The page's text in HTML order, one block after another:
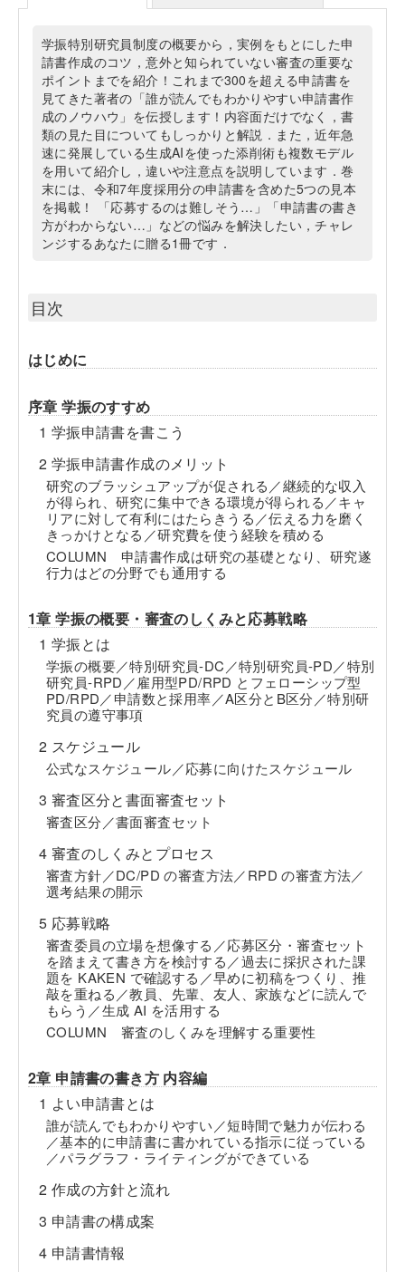
学振特別研究員制度の概要から，実例をもとにした申
請書作成のコツ，意外と知られていない審査の重要な
ポイントまでを紹介！これまで300を超える申請書を
見てきた著者の「誰が読んでもわかりやすい申請書作
成のノウハウ」を伝授します！内容面だけでなく，書
類の見た目についてもしっかりと解説．また，近年急
速に発展している生成AIを使った添削術も複数モデル
を用いて紹介し，違いや注意点を説明しています．巻
末には、令和7年度採用分の申請書を含めた5つの見本
を掲載！ 「応募するのは難しそう…」「申請書の書き
方がわからない…」などの悩みを解決したい，チャレ
ンジするあなたに贈る1冊です．
目次
はじめに
序章 学振のすすめ
1 学振申請書を書こう
2 学振申請書作成のメリット
研究のブラッシュアップが促される／継続的な収入
が得られ、研究に集中できる環境が得られる／キャ
リアに対して有利にはたらきうる／伝える力を磨く
きっかけとなる／研究費を使う経験を積める
COLUMN 申請書作成は研究の基礎となり、研究遂
行力はどの分野でも通用する
1章 学振の概要・審査のしくみと応募戦略
1 学振とは
学振の概要／特別研究員-DC／特別研究員-PD／特別
研究員-RPD／雇用型PD/RPD とフェローシップ型
PD/RPD／申請数と採用率／A区分とB区分／特別研
究員の遵守事項
2 スケジュール
公式なスケジュール／応募に向けたスケジュール
3 審査区分と書面審査セット
審査区分／書面審査セット
4 審査のしくみとプロセス
審査方針／DC/PD の審査方法／RPD の審査方法／
選考結果の開示
5 応募戦略
審査委員の立場を想像する／応募区分・審査セット
を踏まえて書き方を検討する／過去に採択された課
題を KAKEN で確認する／早めに初稿をつくり、推
敲を重ねる／教員、先輩、友人、家族などに読んで
もらう／生成 AI を活用する
COLUMN 審査のしくみを理解する重要性
2章 申請書の書き方 内容編
1 よい申請書とは
誰が読んでもわかりやすい／短時間で魅力が伝わる
／基本的に申請書に書かれている指示に従っている
／パラグラフ・ライティングができている
2 作成の方針と流れ
3 申請書の構成案
4 申請書情報